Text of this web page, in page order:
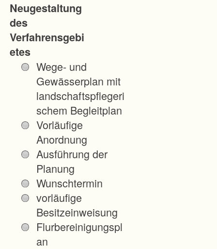
Neugestaltung
des
Verfahrensgebi
etes
Wege- und
Gewässerplan mit
landschaftspflegeri
schem Begleitplan
Vorläufige
Anordnung
Ausführung der
Planung
Wunschtermin
vorläufige
Besitzeinweisung
Flurbereinigungspl
an